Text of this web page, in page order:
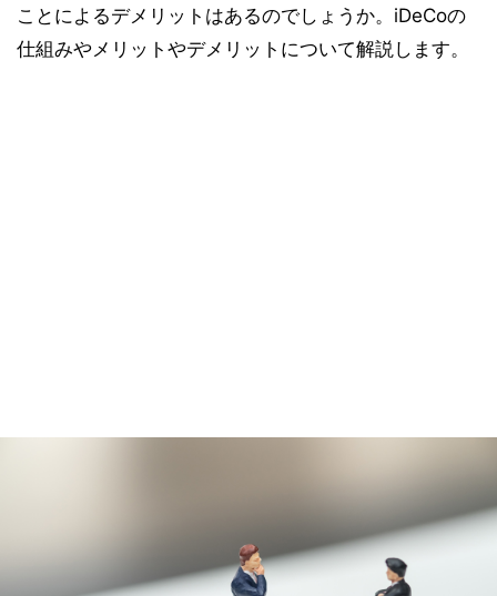
ことによるデメリットはあるのでしょうか。iDeCoの
仕組みやメリットやデメリットについて解説します。